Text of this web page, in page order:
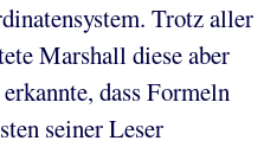
Trotz aller
Marshall diese aber
dass Formeln
seiner Leser